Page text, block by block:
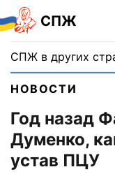
СПЖ
СПЖ в других
НОВОСТИ
Год назад
Думенко,
устав ПЦУ